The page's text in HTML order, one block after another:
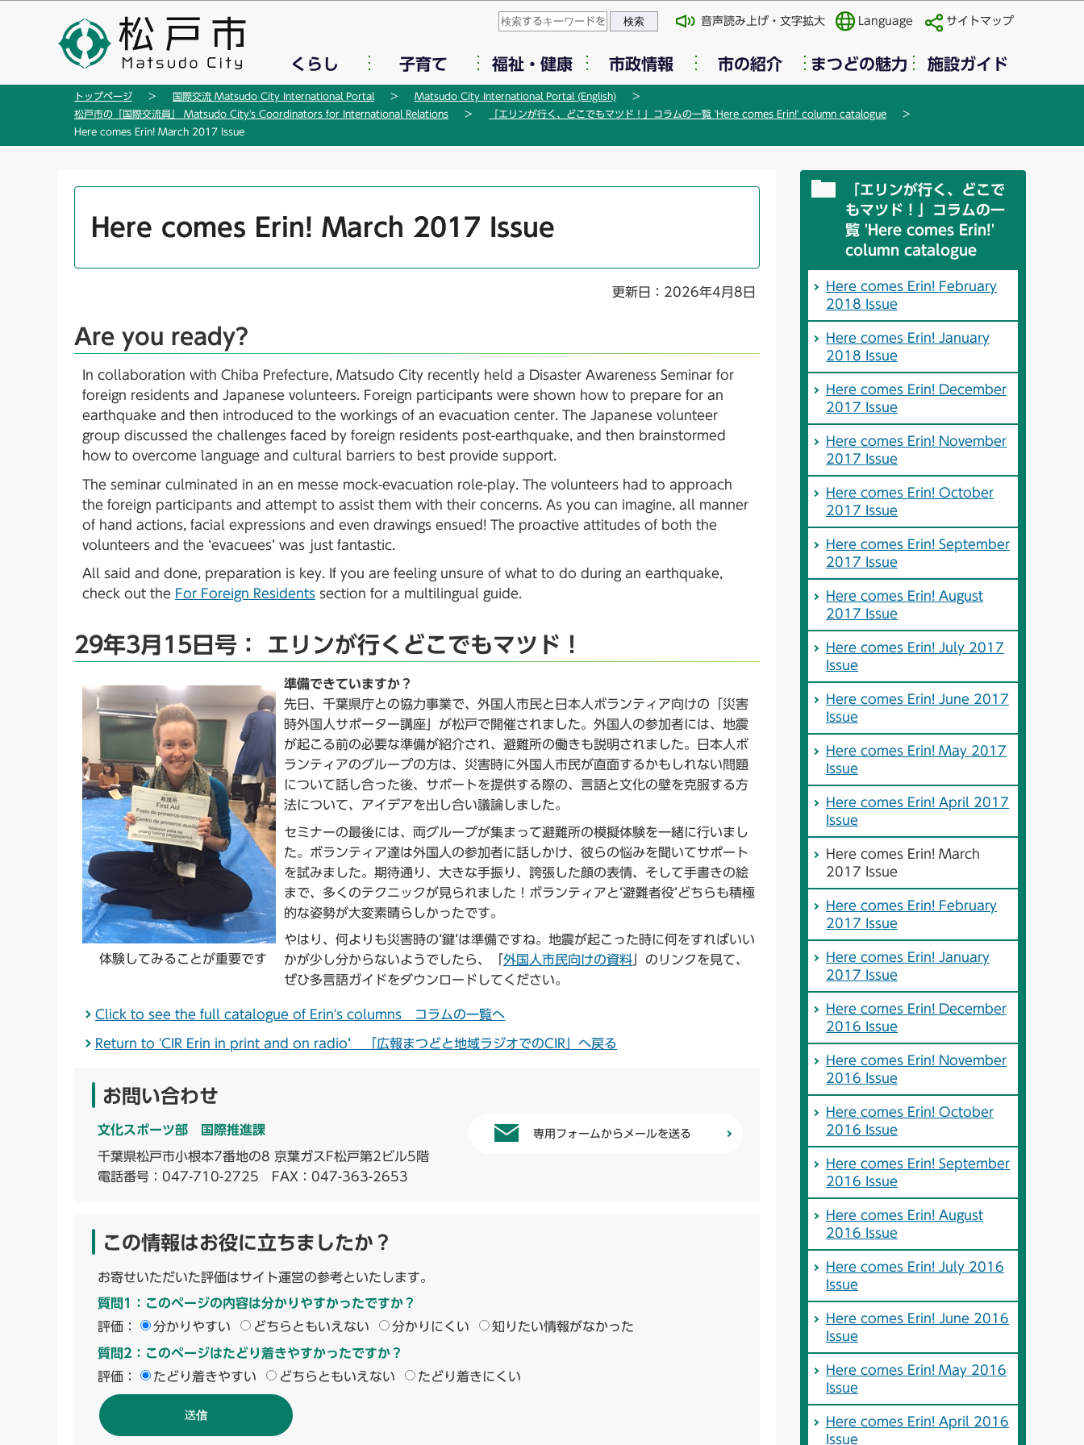
このページの本文へ移動
音声読み上げ・文字拡大 Language サイトマップ
くらし 子育て 福祉・健康 市政情報 市の紹介 まつどの魅力 施設ガイド
トップページ 国際交流 Matsudo City International Portal
Matsudo City International Portal (English)
松戸市の「国際交流員」 Matsudo City's Coordinators for International Relations
「エリンが行く、どこでもマツド！」コラムの一覧 'Here comes Erin!' column catalogue
Here comes Erin! March 2017 Issue
Here comes Erin! March 2017 Issue
更新日：2026年4月8日
Are you ready?
In collaboration with Chiba Prefecture, Matsudo City recently held a Disaster Awareness Seminar for
foreign residents and Japanese volunteers. Foreign participants were shown how to prepare for an
earthquake and then introduced to the workings of an evacuation center. The Japanese volunteer
group discussed the challenges faced by foreign residents post-earthquake, and then brainstormed
how to overcome language and cultural barriers to best provide support.
The seminar culminated in an en messe mock-evacuation role-play. The volunteers had to approach
the foreign participants and attempt to assist them with their concerns. As you can imagine, all manner
of hand actions, facial expressions and even drawings ensued! The proactive attitudes of both the
volunteers and the ‘evacuees’ was just fantastic.
All said and done, preparation is key. If you are feeling unsure of what to do during an earthquake,
check out the For Foreign Residents section for a multilingual guide.
29年3月15日号： エリンが行くどこでもマツド！
体験してみることが重要です
準備できていますか？
先日、千葉県庁との協力事業で、外国人市民と日本人ボランティア向けの「災害
時外国人サポーター講座」が松戸で開催されました。外国人の参加者には、地震
が起こる前の必要な準備が紹介され、避難所の働きも説明されました。日本人ボ
ランティアのグループの方は、災害時に外国人市民が直面するかもしれない問題
について話し合った後、サポートを提供する際の、言語と文化の壁を克服する方
法について、アイデアを出し合い議論しました。
セミナーの最後には、両グループが集まって避難所の模擬体験を一緒に行いまし
た。ボランティア達は外国人の参加者に話しかけ、彼らの悩みを聞いてサポート
を試みました。期待通り、大きな手振り、誇張した顔の表情、そして手書きの絵
まで、多くのテクニックが見られました！ボランティアと‘避難者役’どちらも積極
的な姿勢が大変素晴らしかったです。
やはり、何よりも災害時の‘鍵’は準備ですね。地震が起こった時に何をすればいい
かが少し分からないようでしたら、「 外国人市民向けの資料 」のリンクを見て、
ぜひ多言語ガイドをダウンロードしてください。
Click to see the full catalogue of Erin's columns コラムの一覧へ
Return to 'CIR Erin in print and on radio’ 「広報まつどと地域ラジオでのCIR」へ戻る
お問い合わせ
文化スポーツ部 国際推進課
千葉県松戸市小根本7番地の8 京葉ガスF松戸第2ビル5階
電話番号： 047-710-2725 FAX：047-363-2653
専用フォームからメールを送る
この情報はお役に立ちましたか？
お寄せいただいた評価はサイト運営の参考といたします。
質問1：このページの内容は分かりやすかったですか？
評価：
分かりやすい どちらともいえない 分かりにくい 知りたい情報がなかった
質問2：このページはたどり着きやすかったですか？
評価：
たどり着きやすい どちらともいえない たどり着きにくい
「エリンが行く、どこで
もマツド！」コラムの一
覧 'Here comes Erin!'
column catalogue
Here comes Erin! February
2018 Issue
Here comes Erin! January
2018 Issue
Here comes Erin! December
2017 Issue
Here comes Erin! November
2017 Issue
Here comes Erin! October
2017 Issue
Here comes Erin! September
2017 Issue
Here comes Erin! August
2017 Issue
Here comes Erin! July 2017
Issue
Here comes Erin! June 2017
Issue
Here comes Erin! May 2017
Issue
Here comes Erin! April 2017
Issue
Here comes Erin! March
2017 Issue
Here comes Erin! February
2017 Issue
Here comes Erin! January
2017 Issue
Here comes Erin! December
2016 Issue
Here comes Erin! November
2016 Issue
Here comes Erin! October
2016 Issue
Here comes Erin! September
2016 Issue
Here comes Erin! August
2016 Issue
Here comes Erin! July 2016
Issue
Here comes Erin! June 2016
Issue
Here comes Erin! May 2016
Issue
Here comes Erin! April 2016
Issue